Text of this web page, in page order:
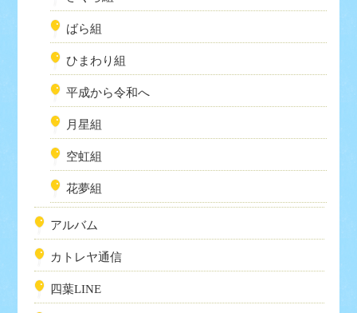
ばら組
ひまわり組
平成から令和へ
月星組
空虹組
花夢組
アルバム
カトレヤ通信
四葉LINE